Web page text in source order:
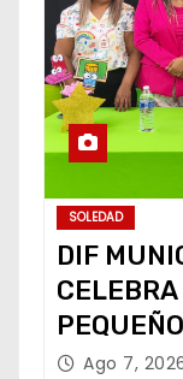
SOLEDAD
DIF
Ago 7,